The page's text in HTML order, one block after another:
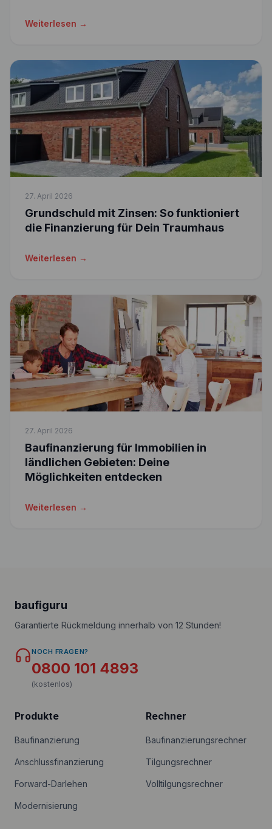
Weiterlesen →
27. April 2026
Grundschuld mit Zinsen: So funktioniert
die Finanzierung für Dein Traumhaus
Weiterlesen →
27. April 2026
Baufinanzierung für Immobilien in
ländlichen Gebieten: Deine
Möglichkeiten entdecken
Weiterlesen →
baufiguru
Garantierte Rückmeldung innerhalb von 12 Stunden!
NOCH FRAGEN?
0800 101 4893
(kostenlos)
Produkte
Baufinanzierung
Anschlussfinanzierung
Forward-Darlehen
Modernisierung
Rechner
Baufinanzierungsrechner
Tilgungsrechner
Volltilgungsrechner